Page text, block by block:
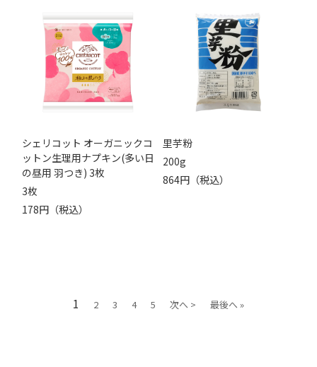
シェリコット オーガニックコ
ットン生理用ナプキン(多い日
の昼用 羽つき) 3枚
3枚
178円（税込）
里芋粉
200g
864円（税込）
1 2 3 4 5 次へ > 最後へ »